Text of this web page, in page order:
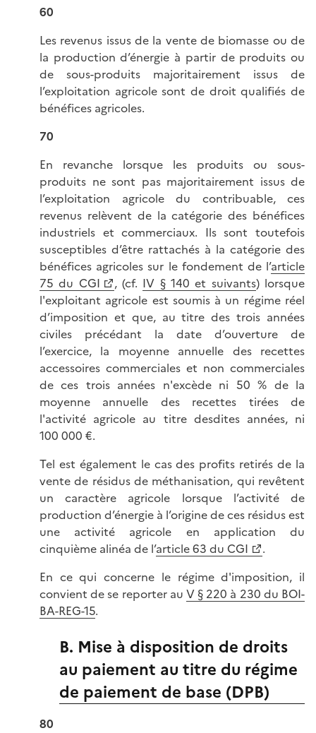
60
Les revenus issus de la vente de biomasse ou de
la production d’énergie à partir de produits ou
de sous-produits majoritairement issus de
l’exploitation agricole sont de droit qualifiés de
bénéfices agricoles.
70
En revanche lorsque les produits ou sous-
produits ne sont pas majoritairement issus de
l’exploitation agricole du contribuable, ces
revenus relèvent de la catégorie des bénéfices
industriels et commerciaux. Ils sont toutefois
susceptibles d’être rattachés à la catégorie des
bénéfices agricoles sur le fondement de l’article
75 du CGI
, (cf. IV § 140 et suivants) lorsque
l'exploitant agricole est soumis à un régime réel
d’imposition et que, au titre des trois années
civiles précédant la date d’ouverture de
l’exercice, la moyenne annuelle des recettes
accessoires commerciales et non commerciales
de ces trois années n'excède ni 50 % de la
moyenne annuelle des recettes tirées de
l'activité agricole au titre desdites années, ni
100 000 €.
Tel est également le cas des profits retirés de la
vente de résidus de méthanisation, qui revêtent
un caractère agricole lorsque l’activité de
production d’énergie à l’origine de ces résidus est
une activité agricole en application du
cinquième alinéa de l’article 63 du CGI
.
En ce qui concerne le régime d'imposition, il
convient de se reporter au V § 220 à 230 du BOI-
BA-REG-15.
B. Mise à disposition de droits
au paiement au titre du régime
de paiement de base (DPB)
80